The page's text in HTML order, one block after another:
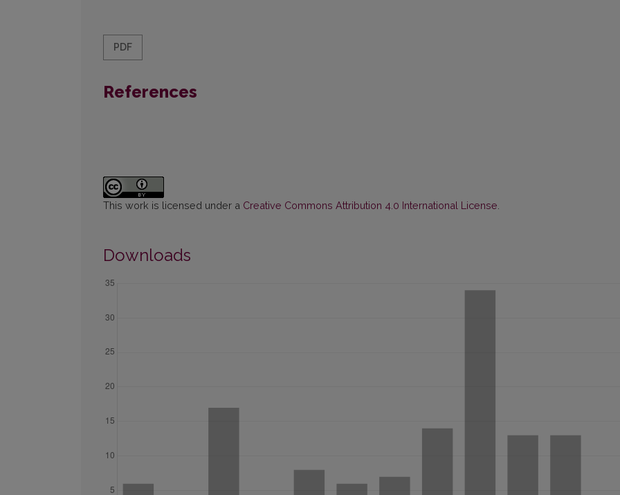
PDF
References
This work is licensed under a Creative Commons Attribution 4.0 International License
Downloads